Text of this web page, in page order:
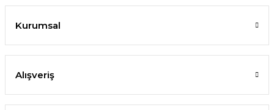
Kurumsal
Alışveriş